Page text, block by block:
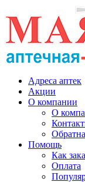
Адреса аптек
Акции
О компании
О
Помощь
Как
Оплата